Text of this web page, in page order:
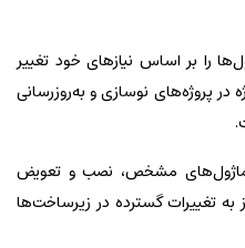
را بر اساس نیازهای خود تغییر
در پروژه‌های نوسازی و به‌روزرسانی
ماژول‌های مشخص، نصب و تعویض
به تغییرات گسترده در زیرساخت‌ها